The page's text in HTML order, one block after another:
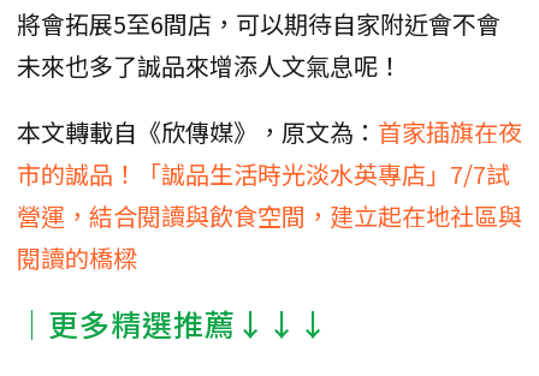
將會拓展5至6間店，可以期待自家附近會不會
未來也多了誠品來增添人文氣息呢！
本文轉載自《欣傳媒》，原文為： 首家插旗在夜
市的誠品！「誠品生活時光淡水英專店」7/7試
營運，結合閱讀與飲食空間，建立起在地社區與
閱讀的橋樑
│更多精選推薦↓↓↓